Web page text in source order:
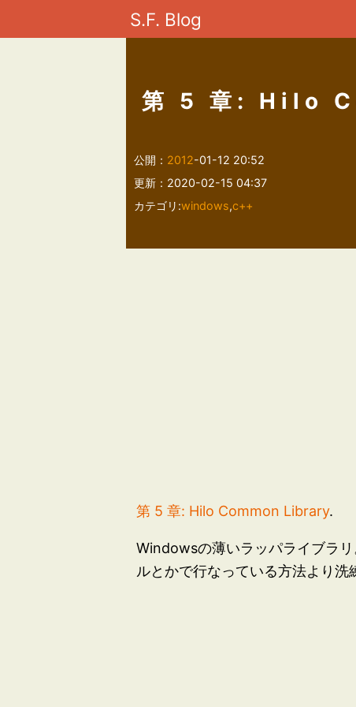
S.F. Blog
第 5 章: Hilo
公開： 2012-01-12 20:52
更新：2020-02-15 04:37
カテゴリ:windows,c++
第 5 章: Hilo Common Library.
Windowsの薄いラッパライブラ
ルとかで行なっている方法より洗